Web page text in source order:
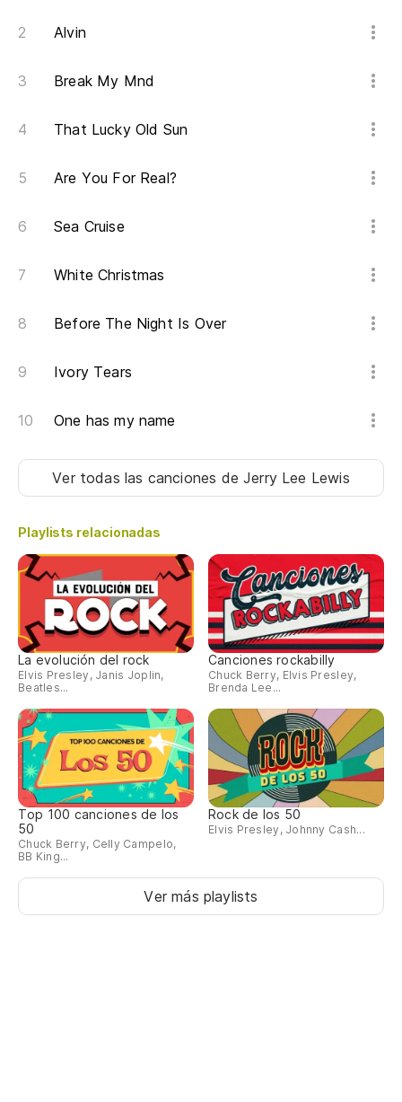
Alvin
Break My Mnd
That Lucky Old Sun
Are You For Real?
Sea Cruise
White Christmas
Before The Night Is Over
Ivory Tears
One has my name
Ver todas las canciones de Jerry Lee Lewis
Playlists relacionadas
La evolución del rock
Elvis Presley, Janis Joplin,
Beatles...
Canciones rockabilly
Chuck Berry, Elvis Presley,
Brenda Lee...
Top 100 canciones de los
50
Chuck Berry, Celly Campelo,
BB King...
Rock de los 50
Elvis Presley, Johnny Cash...
Ver más playlists